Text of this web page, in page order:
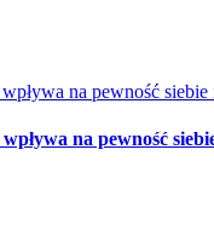
na pewność